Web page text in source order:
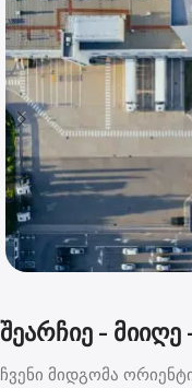
შეარჩიე - მიიღე
ჩვენი მიდგომა